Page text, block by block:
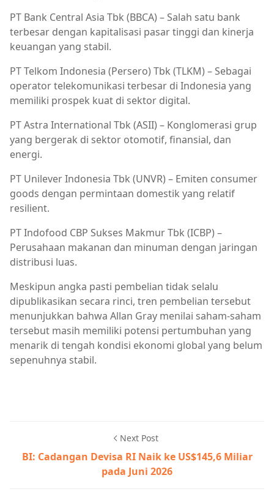
PT Bank Central Asia Tbk (BBCA) – Salah satu bank
terbesar dengan kapitalisasi pasar tinggi dan kinerja
keuangan yang stabil.
PT Telkom Indonesia (Persero) Tbk (TLKM) – Sebagai
operator telekomunikasi terbesar di Indonesia yang
memiliki prospek kuat di sektor digital.
PT Astra International Tbk (ASII) – Konglomerasi grup
yang bergerak di sektor otomotif, finansial, dan
energi.
PT Unilever Indonesia Tbk (UNVR) – Emiten consumer
goods dengan permintaan domestik yang relatif
resilient.
PT Indofood CBP Sukses Makmur Tbk (ICBP) –
Perusahaan makanan dan minuman dengan jaringan
distribusi luas.
Meskipun angka pasti pembelian tidak selalu
dipublikasikan secara rinci, tren pembelian tersebut
menunjukkan bahwa Allan Gray menilai saham-saham
tersebut masih memiliki potensi pertumbuhan yang
menarik di tengah kondisi ekonomi global yang belum
sepenuhnya stabil.
Next Post
BI: Cadangan Devisa RI Naik ke US$145,6 Miliar
pada Juni 2026